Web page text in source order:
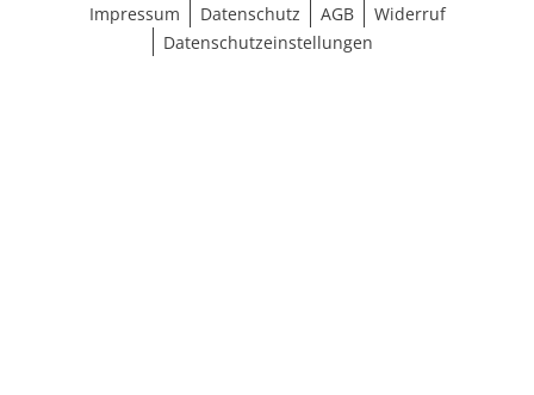
Impressum
Datenschutz AGB
Widerruf
Datenschutzeinstellungen